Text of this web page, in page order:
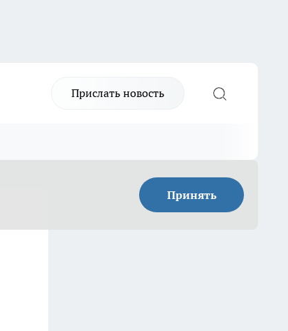
Прислать новость
Принять